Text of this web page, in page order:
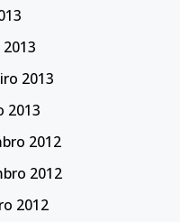
2013
2013
2012
2012
2012